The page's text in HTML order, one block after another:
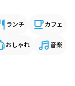
ランチ カフェ
おしゃれ 音楽